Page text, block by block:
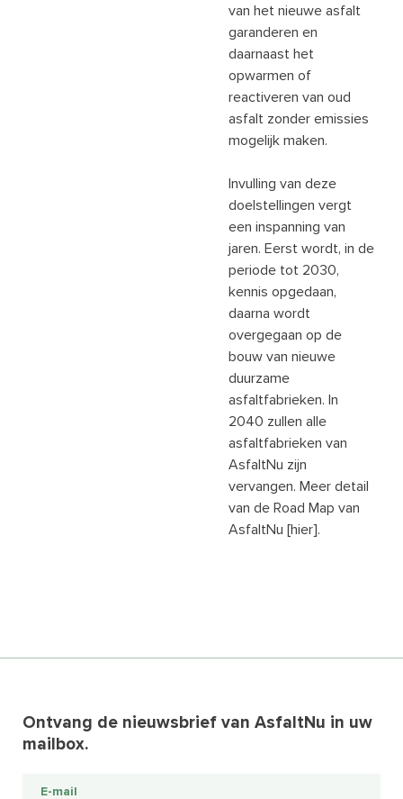
van het nieuwe asfalt
garanderen en
daarnaast het
opwarmen of
reactiveren van oud
asfalt zonder emissies
mogelijk maken.
Invulling van deze
doelstellingen vergt
een inspanning van
jaren. Eerst wordt, in de
periode tot 2030,
kennis opgedaan,
daarna wordt
overgegaan op de
bouw van nieuwe
duurzame
asfaltfabrieken. In
2040 zullen alle
asfaltfabrieken van
AsfaltNu zijn
vervangen. Meer detail
van de Road Map van
AsfaltNu [hier].
Ontvang de nieuwsbrief van AsfaltNu in uw
mailbox.